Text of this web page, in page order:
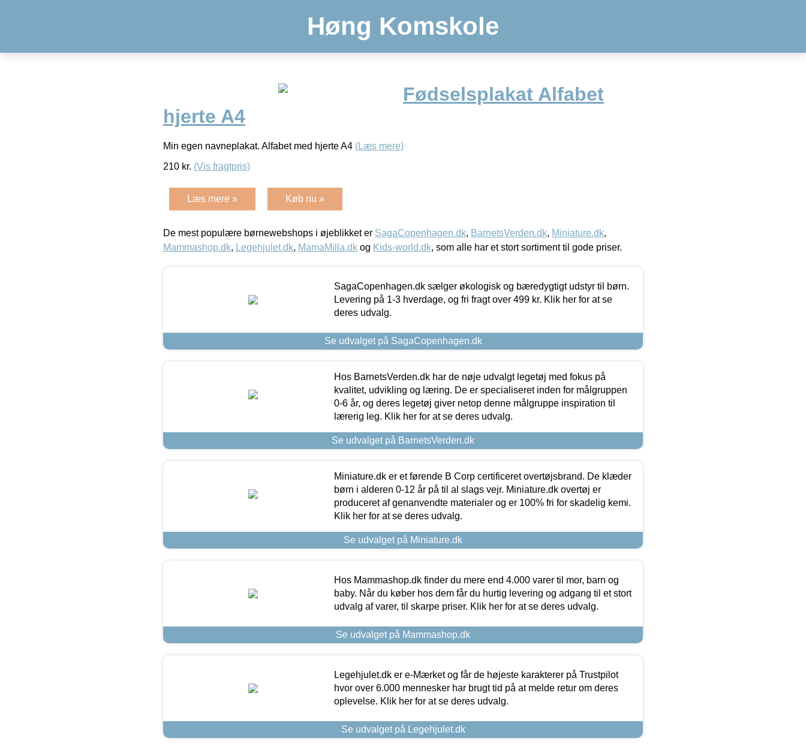
Høng Komskole
Fødselsplakat Alfabet
hjerte A4
Min egen navneplakat. Alfabet med hjerte A4 (Læs mere)
210 kr. (Vis fragtpris)
Læs mere » Køb nu »
De mest populære børnewebshops i øjeblikket er SagaCopenhagen.dk, BarnetsVerden.dk, Miniature.dk,
Mammashop.dk, Legehjulet.dk, MamaMilla.dk og Kids-world.dk, som alle har et stort sortiment til gode priser.
SagaCopenhagen.dk sælger økologisk og bæredygtigt udstyr til børn.
Levering på 1-3 hverdage, og fri fragt over 499 kr. Klik her for at se
deres udvalg.
Se udvalget på SagaCopenhagen.dk
Hos BarnetsVerden.dk har de nøje udvalgt legetøj med fokus på
kvalitet, udvikling og læring. De er specialiseret inden for målgruppen
0-6 år, og deres legetøj giver netop denne målgruppe inspiration til
lærerig leg. Klik her for at se deres udvalg.
Se udvalget på BarnetsVerden.dk
Miniature.dk er et førende B Corp certificeret overtøjsbrand. De klæder
børn i alderen 0-12 år på til al slags vejr. Miniature.dk overtøj er
produceret af genanvendte materialer og er 100% fri for skadelig kemi.
Klik her for at se deres udvalg.
Se udvalget på Miniature.dk
Hos Mammashop.dk finder du mere end 4.000 varer til mor, barn og
baby. Når du køber hos dem får du hurtig levering og adgang til et stort
udvalg af varer, til skarpe priser. Klik her for at se deres udvalg.
Se udvalget på Mammashop.dk
Legehjulet.dk er e-Mærket og får de højeste karakterer på Trustpilot
hvor over 6.000 mennesker har brugt tid på at melde retur om deres
oplevelse. Klik her for at se deres udvalg.
Se udvalget på Legehjulet.dk